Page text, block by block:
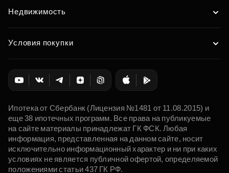
Недвижимость
Условия покупки
Ипотека от Сбербанк (Лицензия №1481 от 11.08.2015) и
еще 38 ипотечных программ. Все права на публикуемые
на сайте материалы принадлежат ГК ФСК. Любая
информация, представленная на данном сайте, носит
исключительно информационный характер и ни при каких
условиях не является публичной офертой, определяемой
положениями статьи 437 ГК РФ.